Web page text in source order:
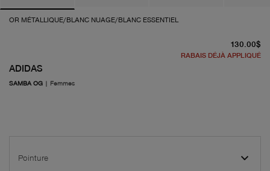
OR MÉTALLIQUE/BLANC NUAGE/BLANC ESSENTIEL
ADIDAS
SAMBA OG | Femmes
130.00$
RABAIS DÉJÀ APPLIQUÉ
Pointure